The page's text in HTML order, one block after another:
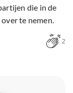
die in de
te nemen.
2